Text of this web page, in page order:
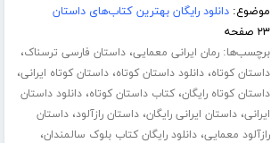
موضوع:دانلود رایگان بهترین کتاب‌های داستان
۲۳ صفحه
برچسب‌ها:رمان ایرانی معمایی،داستان فارسی ترسناک،
داستان کوتاه،دانلود داستان کوتاه،داستان کوتاه ایرانی،
داستان کوتاه رایگان،کتاب داستان کوتاه،دانلود داستان
ایرانی،داستان ایرانی رایگان،داستان رازآلود،داستان
رازآلود معمایی،دانلود رایگان کتاب بلوک سالمندان،